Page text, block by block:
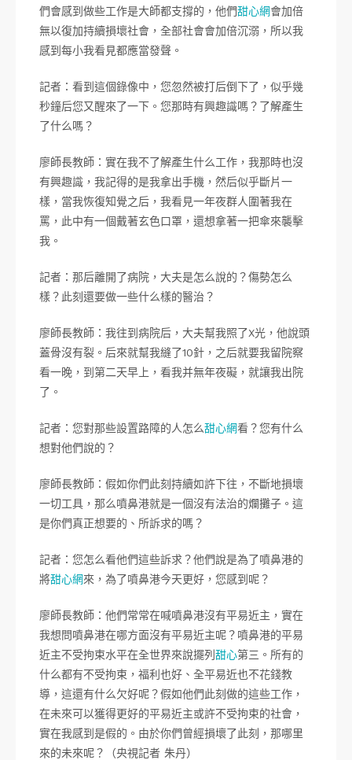
們會感到做些工作是大師都支撐的，他們甜心網會加倍
無以復加持續損壞社會，全部社會會加倍沉溺，所以我
感到每小我看見都應當發聲。
記者：看到這個錄像中，您忽然被打后倒下了，似乎幾
秒鐘后您又醒來了一下。您那時有興趣識嗎？了解產生
了什么嗎？
廖師長教師：實在我不了解產生什么工作，我那時也沒
有興趣識，我記得的是我拿出手機，然后似乎斷片一
樣，當我恢復知覺之后，我看見一年夜群人圍著我在
罵，此中有一個戴著玄色口罩，還想拿著一把傘來襲擊
我。
記者：那后離開了病院，大夫是怎么說的？傷勢怎么
樣？此刻還要做一些什么樣的醫治？
廖師長教師：我往到病院后，大夫幫我照了X光，他說頭
蓋骨沒有裂。后來就幫我縫了10針，之后就要我留院察
看一晚，到第二天早上，看我并無年夜礙，就讓我出院
了。
記者：您對那些設置路障的人怎么甜心網看？您有什么
想對他們說的？
廖師長教師：假如你們此刻持續如許下往，不斷地損壞
一切工具，那么噴鼻港就是一個沒有法治的爛攤子。這
是你們真正想要的、所訴求的嗎？
記者：您怎么看他們這些訴求？他們說是為了噴鼻港的
將甜心網來，為了噴鼻港今天更好，您感到呢？
廖師長教師：他們常常在喊噴鼻港沒有平易近主，實在
我想問噴鼻港在哪方面沒有平易近主呢？噴鼻港的平易
近主不受拘束水平在全世界來說擺列 甜心第三。所有的
什么都有不受拘束，福利也好、全平易近也不花錢教
導，這還有什么欠好呢？假如他們此刻做的這些工作，
在未來可以獲得更好的平易近主或許不受拘束的社會，
實在我感到是假的。由於你們曾經損壞了此刻，那哪里
來的未來呢？（央視記者 朱丹）